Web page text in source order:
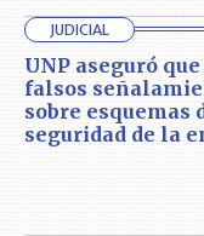
JUDICIAL
UNP aseguró que
falsos
sobre esquemas
seguridad de la